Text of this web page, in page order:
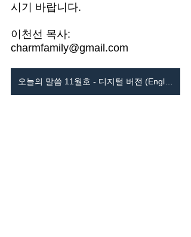
시기 바랍니다.
이천선 목사:
charmfamily@gmail.com